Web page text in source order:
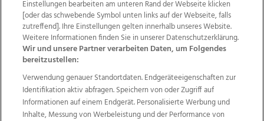
Wir über uns Mediadaten Kontakt
Jobs
Datenschutz
Impressum
AGB Anzeigekunden
AGB Website
Ehrenkodex Politische Werbung
Weitere Angebote des Medienhauses Wimmer
TV1 di-mog-i.at OÖNow
Ischler Woche
Life Radio
OÖNachrichten
OÖN Immobilien
Einstellungen bearbeiten am unteren Rand der Webseite klicken
[oder das schwebende Symbol unten links auf der Webseite, falls
zutreffend]. Ihre Einstellungen gelten innerhalb unseres Website.
Weitere Informationen finden Sie in unserer Datenschutzerklärung.
Wir und unsere Partner verarbeiten Daten, um Folgendes
bereitzustellen:
Verwendung genauer Standortdaten. Endgeräteeigenschaften zur
Identifikation aktiv abfragen. Speichern von oder Zugriff auf
Informationen auf einem Endgerät. Personalisierte Werbung und
Inhalte, Messung von Werbeleistung und der Performance von